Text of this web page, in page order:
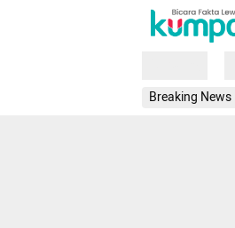
Breaking News